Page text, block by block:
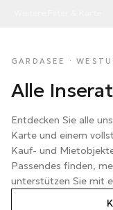
GARDASEE ·
Alle
Entdecken Sie alle
Karte und einem
Kauf- und
Passendes finden,
unterstützen Sie mit